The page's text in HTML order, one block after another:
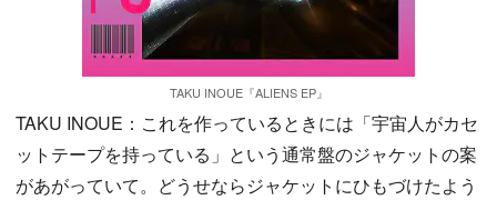
TAKU INOUE『ALIENS EP』
TAKU INOUE：これを作っているときには「宇宙人がカセ
ットテープを持っている」という通常盤のジャケットの案
があがっていて。どうせならジャケットにひもづけたよう